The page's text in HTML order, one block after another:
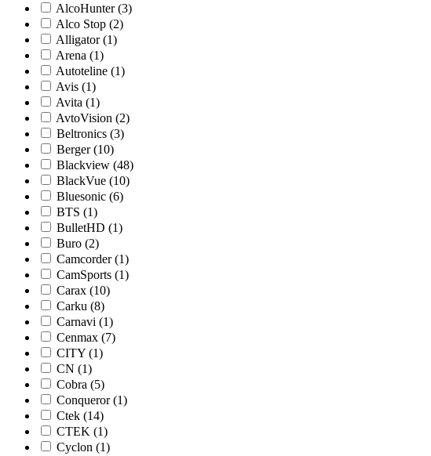
AlcoHunter (3)
Alco Stop (2)
Alligator (1)
Arena (1)
Autoteline (1)
Avis (1)
Avita (1)
AvtoVision (2)
Beltronics (3)
Berger (10)
Blackview (48)
BlackVue (10)
Bluesonic (6)
BTS (1)
BulletHD (1)
Buro (2)
Camcorder (1)
CamSports (1)
Carax (10)
Carku (8)
Carnavi (1)
Cenmax (7)
CITY (1)
CN (1)
Cobra (5)
Conqueror (1)
Ctek (14)
CTEK (1)
Cyclon (1)